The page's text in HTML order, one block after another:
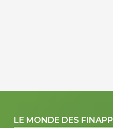
LE MONDE DES FINAPP